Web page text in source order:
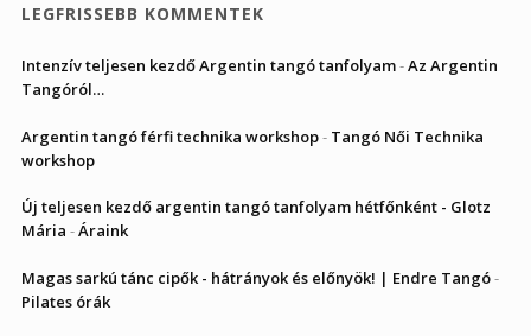
LEGFRISSEBB KOMMENTEK
Intenzív teljesen kezdő Argentin tangó tanfolyam-Az Argentin
Tangóról…
Argentin tangó férfi technika workshop- Tangó Női Technika
workshop
Új teljesen kezdő argentin tangó tanfolyam hétfőnként - Glotz
Mária -Áraink
Magas sarkú tánc cipők - hátrányok és előnyök! | Endre Tangó-
Pilates órák